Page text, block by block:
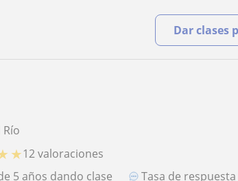
Dar clases
★12 valoraciones
de 5 años dando clase Tasa de respuesta